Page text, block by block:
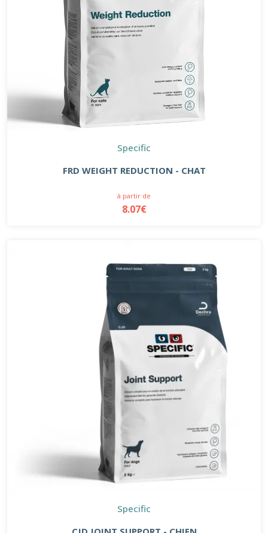
Specific
FRD WEIGHT REDUCTION - CHAT
à partir de
8.07€
Specific